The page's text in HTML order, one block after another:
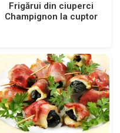
Frigărui din ciuperci
Champignon la cuptor